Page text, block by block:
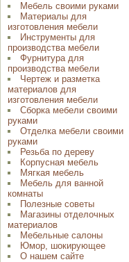
Мебель своими руками
Материалы для
изготовления мебели
Инструменты для
производства мебели
Фурнитура для
производства мебели
Чертеж и разметка
материалов для
изготовления мебели
Сборка мебели своими
руками
Отделка мебели своими
руками
Резьба по дереву
Корпусная мебель
Мягкая мебель
Мебель для ванной
комнаты
Полезные советы
Магазины отделочных
материалов
Мебельные салоны
Юмор, шокирующее
О нашем сайте